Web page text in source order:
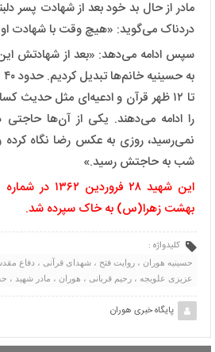
مادر از حال بد خود بعد از شهادت پسر
دردناک می‌گوید: «هیچ وقت با شهادت او
سپس ادامه می‌دهد: «بعد از شهادتش این
تا ۱۲ ظهر قرآن و ادعیه‌ای مثل حدیث
را ادامه می‌دهند. یکی از آن‌ها
نمی‌رسید، روزی به عکس رضا نگاه
شب به حاجتش رسید.»
بهشت زهرا(س) به خاک سپرده شد.
کلیدواژه :
حسینیه هوران ، روایت فتح ، شهدای قرآنی ، دفاع
عزیزی علویجه ، رحیم قربانی ، هوران ، مادر شهید
پایگاه خبری هوران